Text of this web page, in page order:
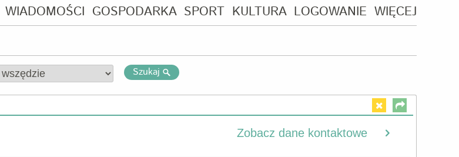
WIADOMOŚCI GOSPODARKA SPORT KULTURA LOGOWANIE WIĘCEJ
Szukaj
Zobacz dane kontaktowe